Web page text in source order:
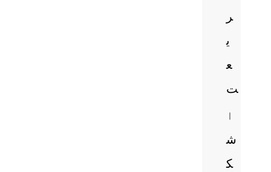
ر
ی
ع
ت
ا
ش
ک